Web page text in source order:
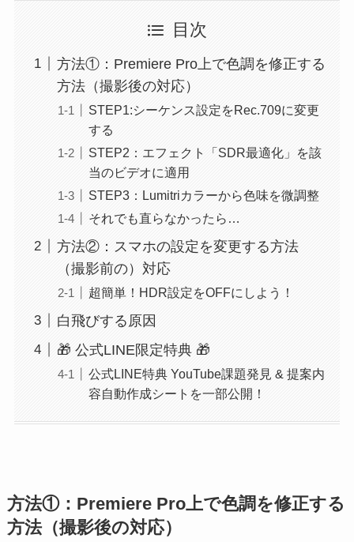
目次
方法①：Premiere Pro上で色調を修正する
方法（撮影後の対応）
STEP1:シーケンス設定をRec.709に変更
する
STEP2：エフェクト「SDR最適化」を該
当のビデオに適用
STEP3：Lumitriカラーから色味を微調整
それでも直らなかったら…
方法②：スマホの設定を変更する方法
（撮影前の）対応
超簡単！HDR設定をOFFにしよう！
白飛びする原因
🎁 公式LINE限定特典 🎁
公式LINE特典 YouTube課題発見 & 提案内
容自動作成シートを一部公開！
方法①：Premiere Pro上で色調を修正する
方法（撮影後の対応）